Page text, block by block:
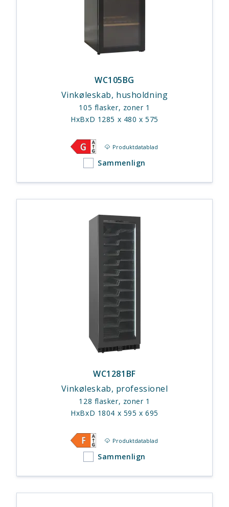
WC105BG
Vinkøleskab, husholdning
105 flasker, zoner 1
HxBxD 1285 x 480 x 575
Produktdatablad
Sammenlign
WC1281BF
Vinkøleskab, professionel
128 flasker, zoner 1
HxBxD 1804 x 595 x 695
Produktdatablad
Sammenlign